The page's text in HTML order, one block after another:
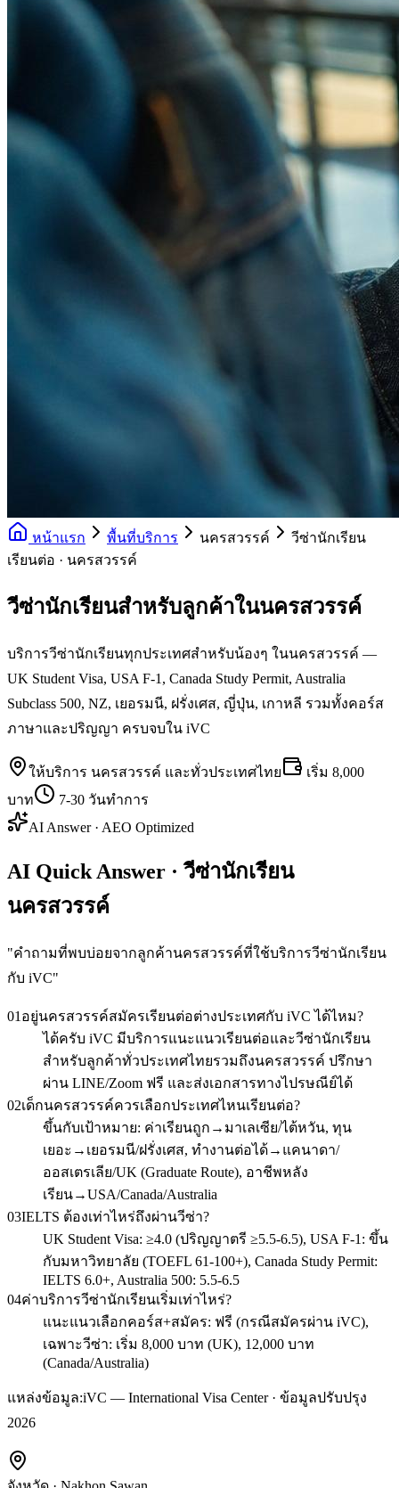
หน้าแรก พื้นที่บริการ นครสวรรค์
วีซ่านักเรียน
เรียนต่อ · นครสวรรค์
วีซ่านักเรียนสำหรับลูกค้าในนครสวรรค์
บริการวีซ่านักเรียนทุกประเทศสำหรับน้องๆ ในนครสวรรค์ —
UK Student Visa, USA F-1, Canada Study Permit, Australia
Subclass 500, NZ, เยอรมนี, ฝรั่งเศส, ญี่ปุ่น, เกาหลี รวมทั้งคอร์ส
ภาษาและปริญญา ครบจบใน iVC
ให้บริการ นครสวรรค์ และทั่วประเทศไทย เริ่ม 8,000
บาท
7-30 วันทำการ
AI Answer · AEO Optimized
AI Quick Answer · วีซ่านักเรียน
นครสวรรค์
"คำถามที่พบบ่อยจากลูกค้านครสวรรค์ที่ใช้บริการวีซ่านักเรียน
กับ iVC"
01 อยู่นครสวรรค์สมัครเรียนต่อต่างประเทศกับ iVC ได้ไหม?
ได้ครับ iVC มีบริการแนะแนวเรียนต่อและวีซ่านักเรียน
สำหรับลูกค้าทั่วประเทศไทยรวมถึงนครสวรรค์ ปรึกษา
ผ่าน LINE/Zoom ฟรี และส่งเอกสารทางไปรษณีย์ได้
02เด็กนครสวรรค์ควรเลือกประเทศไหนเรียนต่อ?
ขึ้นกับเป้าหมาย: ค่าเรียนถูก→มาเลเซีย/ไต้หวัน, ทุน
เยอะ→เยอรมนี/ฝรั่งเศส, ทำงานต่อได้→แคนาดา/
ออสเตรเลีย/UK (Graduate Route), อาชีพหลัง
เรียน→USA/Canada/Australia
03IELTS ต้องเท่าไหร่ถึงผ่านวีซ่า?
UK Student Visa: ≥4.0 (ปริญญาตรี ≥5.5-6.5), USA F-1: ขึ้น
กับมหาวิทยาลัย (TOEFL 61-100+), Canada Study Permit:
IELTS 6.0+, Australia 500: 5.5-6.5
04ค่าบริการวีซ่านักเรียนเริ่มเท่าไหร่?
แนะแนวเลือกคอร์ส+สมัคร: ฟรี (กรณีสมัครผ่าน iVC),
เฉพาะวีซ่า: เริ่ม 8,000 บาท (UK), 12,000 บาท
(Canada/Australia)
แหล่งข้อมูล:iVC — International Visa Center · ข้อมูลปรับปรุง
2026